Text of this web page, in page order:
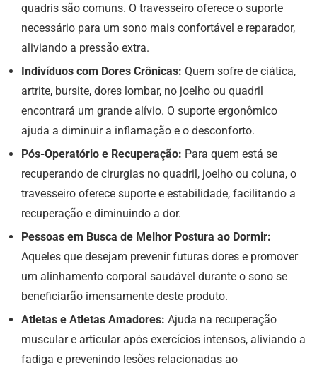
quadris são comuns. O travesseiro oferece o suporte
necessário para um sono mais confortável e reparador,
aliviando a pressão extra.
Indivíduos com Dores Crônicas: Quem sofre de ciática,
artrite, bursite, dores lombar, no joelho ou quadril
encontrará um grande alívio. O suporte ergonômico
ajuda a diminuir a inflamação e o desconforto.
Pós-Operatório e Recuperação: Para quem está se
recuperando de cirurgias no quadril, joelho ou coluna, o
travesseiro oferece suporte e estabilidade, facilitando a
recuperação e diminuindo a dor.
Pessoas em Busca de Melhor Postura ao Dormir:
Aqueles que desejam prevenir futuras dores e promover
um alinhamento corporal saudável durante o sono se
beneficiarão imensamente deste produto.
Atletas e Atletas Amadores: Ajuda na recuperação
muscular e articular após exercícios intensos, aliviando a
fadiga e prevenindo lesões relacionadas ao